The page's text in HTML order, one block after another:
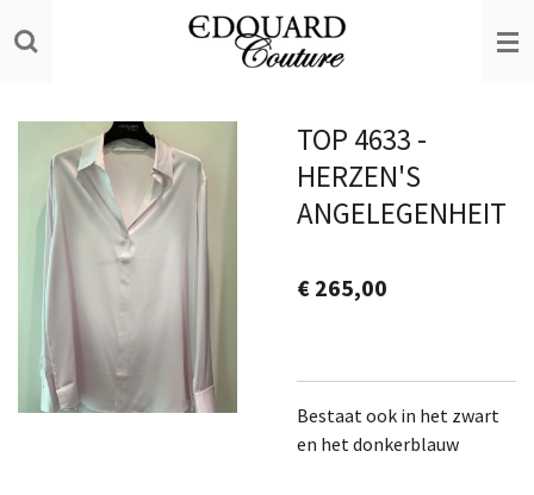
direct
hoofdinhoud
TOP 4633 -
HERZEN'S
ANGELEGENHEIT
€ 265,00
Bestaat ook in het zwart
en het donkerblauw